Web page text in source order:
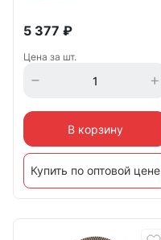
5 377 ₽
Цена за шт.
В корзину
Купить по оптовой цене